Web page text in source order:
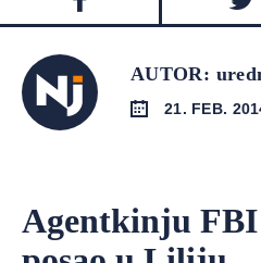
AUTOR:
21. FEB.
Agentkinju